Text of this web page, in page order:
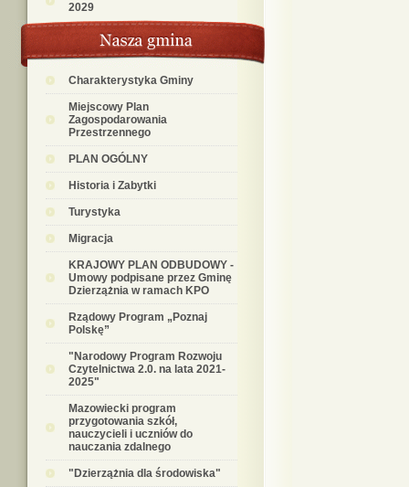
2029
Charakterystyka Gminy
Miejscowy Plan
Zagospodarowania
Przestrzennego
PLAN OGÓLNY
Historia i Zabytki
Turystyka
Migracja
KRAJOWY PLAN ODBUDOWY -
Umowy podpisane przez Gminę
Dzierzążnia w ramach KPO
Rządowy Program „Poznaj
Polskę”
"Narodowy Program Rozwoju
Czytelnictwa 2.0. na lata 2021-
2025"
Mazowiecki program
przygotowania szkół,
nauczycieli i uczniów do
nauczania zdalnego
"Dzierzążnia dla środowiska"